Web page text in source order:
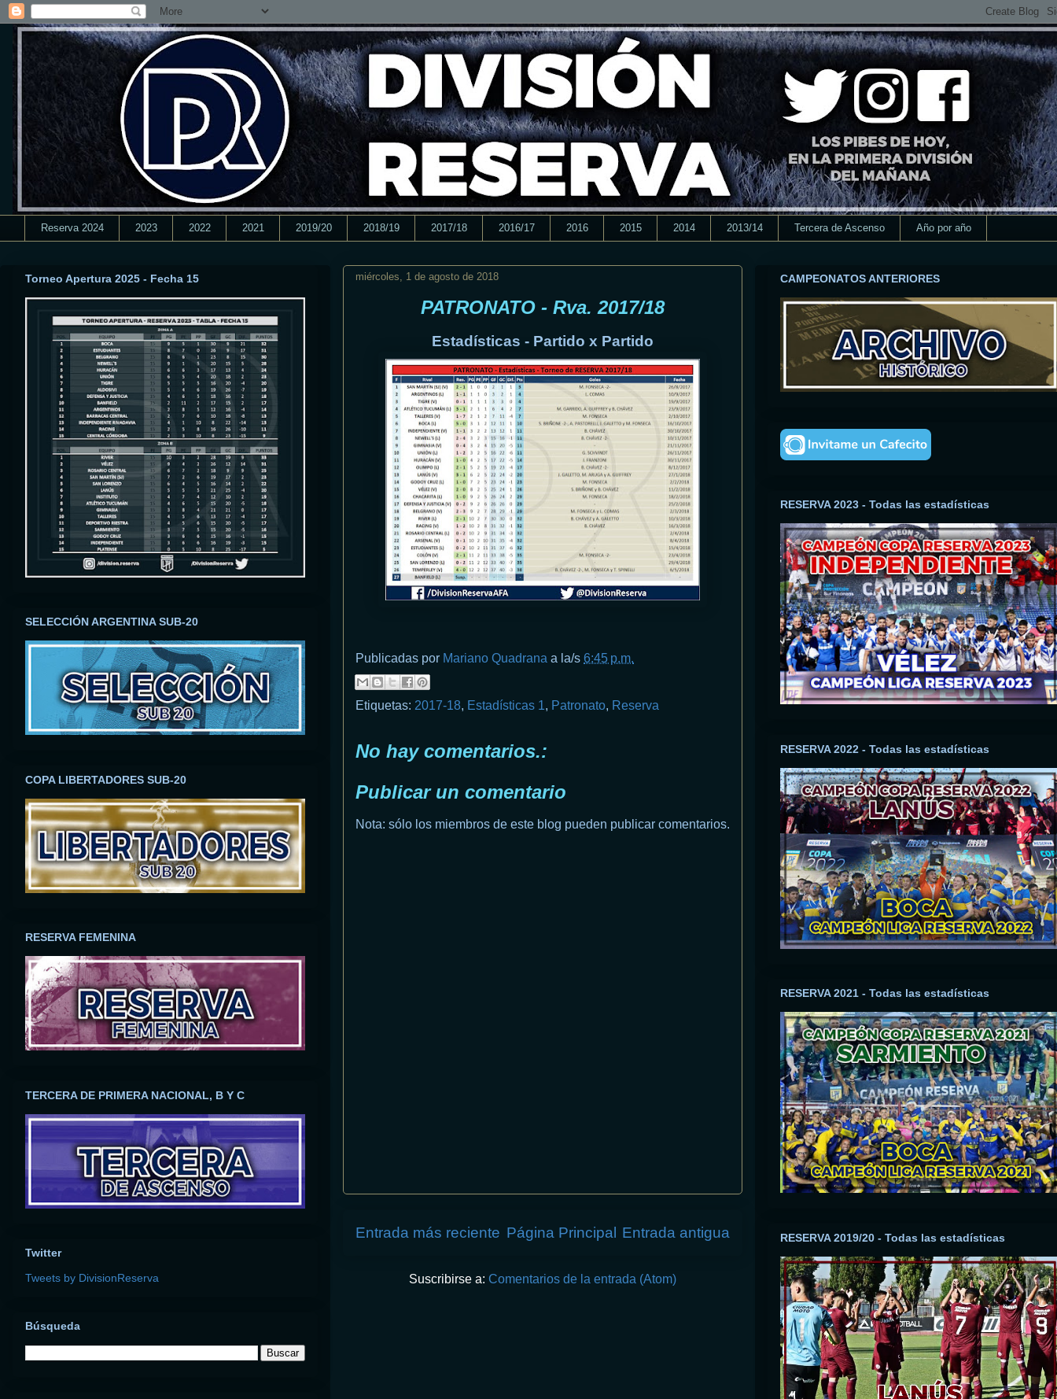
Reserva 2024 2023 2022 2021 2019/20 2018/19 2017/18 2016/17 2016 2015 2014 2013/14 Tercera de Ascenso Año por año
miércoles, 1 de agosto de 2018
PATRONATO - Rva. 2017/18
Estadísticas - Partido x Partido
Publicadas por Mariano Quadrana a la/s 6:45 p.m.
Etiquetas: 2017-18, Estadísticas 1, Patronato, Reserva
No hay comentarios.:
Publicar un comentario
Nota: sólo los miembros de este blog pueden publicar comentarios.
Entrada más reciente Entrada antigua
Página Principal
Suscribirse a: Comentarios de la entrada (Atom)
Torneo Apertura 2025 - Fecha 15
SELECCIÓN ARGENTINA SUB-20
COPA LIBERTADORES SUB-20
RESERVA FEMENINA
TERCERA DE PRIMERA NACIONAL, B Y C
Twitter
Tweets by DivisionReserva
Búsqueda
CAMPEONATOS ANTERIORES
RESERVA 2023 - Todas las estadísticas
RESERVA 2022 - Todas las estadísticas
RESERVA 2021 - Todas las estadísticas
RESERVA 2019/20 - Todas las estadísticas